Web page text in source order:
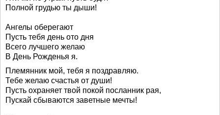
Полной грудью ты дыши!
Ангелы оберегают
Пусть тебя день ото дня
Всего лучшего желаю
В День Рожденья я.
Племянник мой, тебя я поздравляю.
Тебе желаю счастья от души!
Пусть охраняет твой покой посланник рая,
Пускай сбываются заветные мечты!